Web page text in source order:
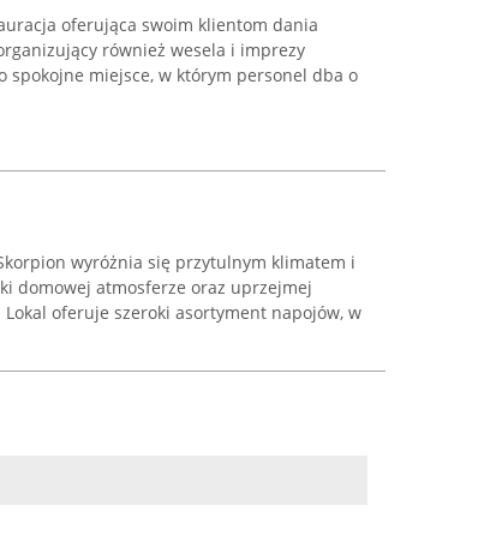
oferująca swoim klientom dania
również wesela i imprezy
spokojne miejsce, w którym personel dba o
wyróżnia się przytulnym klimatem i
domowej atmosferze oraz uprzejmej
oferuje szeroki asortyment napojów, w